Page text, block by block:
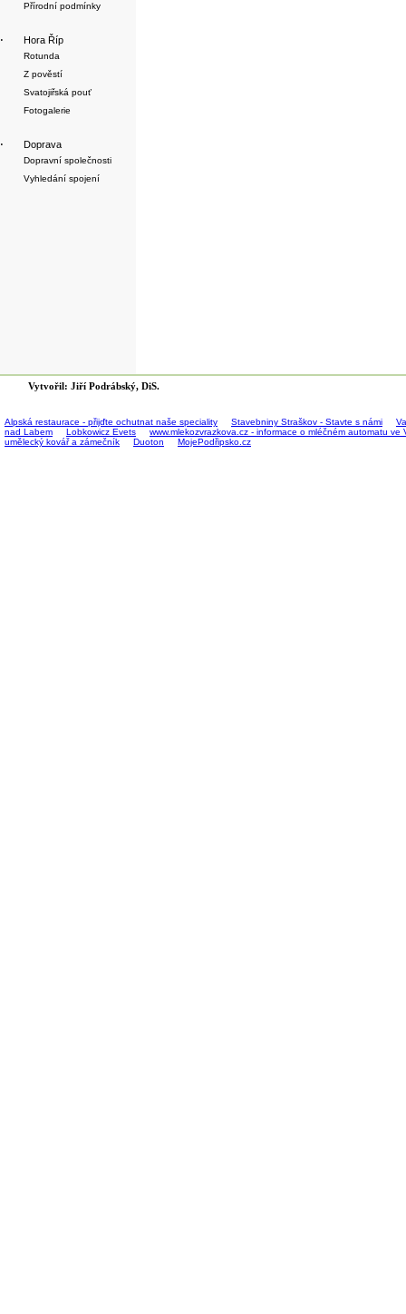
Přírodní podmínky
· Hora Říp
Rotunda
Z pověstí
Svatojiřská pouť
Fotogalerie
· Doprava
Dopravní společnosti
Vyhledání spojení
Vytvořil: Jiří Podrábský, DiS.
Alpská restaurace - přijďte ochutnat naše speciality Stavebniny Straškov - Stavte s námi
nad Labem
Lobkowicz Evets
www.mlekozvrazkova.cz - informace o mléčném automatu
umělecký kovář a zámečník
Duoton MojePodřipsko.cz